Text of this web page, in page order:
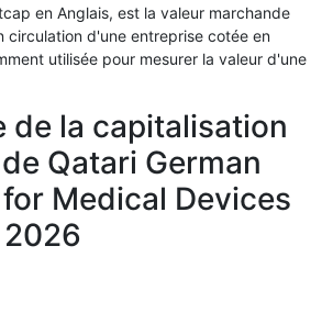
en Anglais, est la valeur marchande
circulation d'une entreprise cotée en
utilisée pour mesurer la valeur d'une
de la capitalisation
Qatari German
Medical Devices
2026